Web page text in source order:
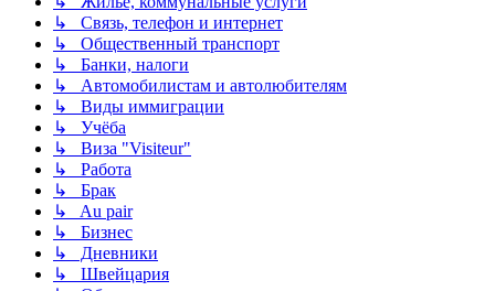
↳ Связь, телефон и интернет
↳ Общественный транспорт
↳ Банки, налоги
↳ Автомобилистам и автолюбителям
↳ Виды иммиграции
↳ Учёба
↳ Виза "Visiteur"
↳ Работа
↳ Брак
↳ Au pair
↳ Бизнес
↳ Дневники
↳ Швейцария